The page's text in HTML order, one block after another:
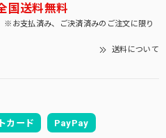
国送料無料
お支払済み、ご決済済みのご注文に限り
送料について
カード PayPay